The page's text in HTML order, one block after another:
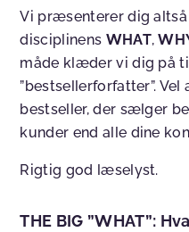
Vi præsenterer dig
disciplinens WHAT,
måde klæder vi dig på
”bestsellerforfatter”.
bestseller, der sælger
kunder end alle dine
Rigtig god læselyst.
THE BIG ”WHAT”: